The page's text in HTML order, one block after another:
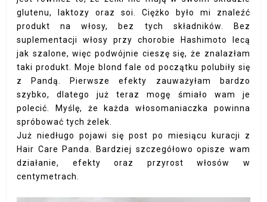
glutenu, laktozy oraz soi. Ciężko było mi znaleźć
produkt na włosy, bez tych składników. Bez
suplementacji włosy przy chorobie Hashimoto lecą
jak szalone, więc podwójnie cieszę się, że znalazłam
taki produkt. Moje blond fale od początku polubiły się
z Pandą. Pierwsze efekty zauważyłam bardzo
szybko, dlatego już teraz mogę śmiało wam je
polecić. Myślę, że każda włosomaniaczka powinna
spróbować tych żelek.
Już niedługo pojawi się post po miesiącu kuracji z
Hair Care Panda. Bardziej szczegółowo opisze wam
działanie, efekty oraz przyrost włosów w
centymetrach.